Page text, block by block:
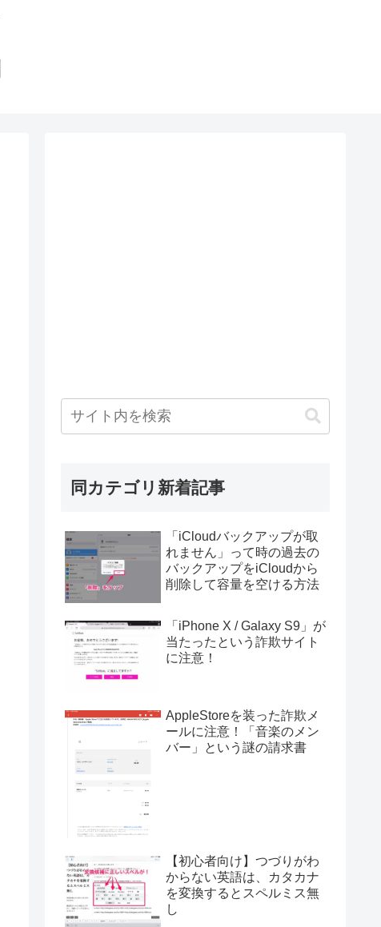
同カテゴリ新着記事
「iCloudバックアップが取
れません」って時の過去の
バックアップをiCloudから
削除して容量を空ける方法
「iPhone X / Galaxy S9」が
当たったという詐欺サイト
に注意！
AppleStoreを装った詐欺メ
ールに注意！「音楽のメン
バー」という謎の請求書
【初心者向け】つづりがわ
からない英語は、カタカナ
を変換するとスペルミス無
し